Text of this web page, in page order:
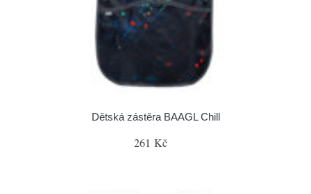
Dětská zástěra BAAGL Chill
261 Kč